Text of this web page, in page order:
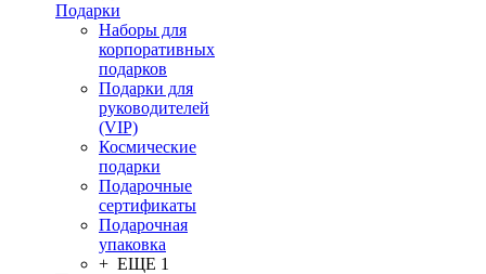
Подарки
Наборы для
корпоративных
подарков
Подарки для
руководителей
(VIP)
Космические
подарки
Подарочные
сертификаты
Подарочная
упаковка
+ ЕЩЕ 1